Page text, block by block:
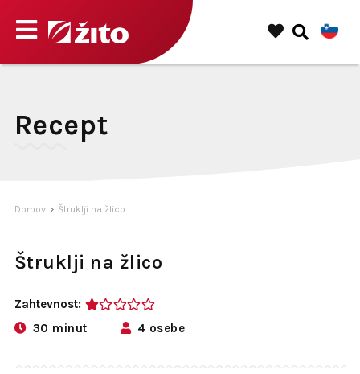
Recept
Domov Štruklji na žlico
Štruklji na žlico
Zahtevnost:
30 minut 4 osebe